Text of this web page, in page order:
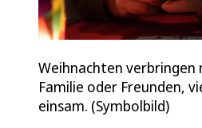
Weihnachten verbringen
Familie oder Freunden,
einsam. (Symbolbild)